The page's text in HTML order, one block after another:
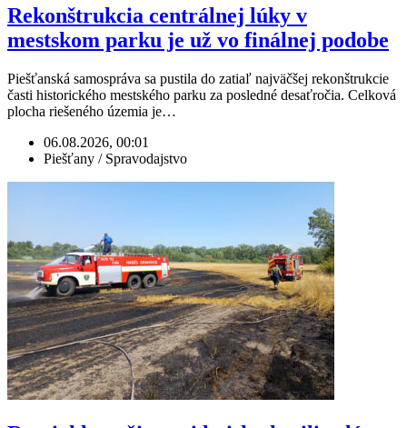
Rekonštrukcia centrálnej lúky v
mestskom parku je už vo finálnej podobe
Piešťanská samospráva sa pustila do zatiaľ najväčšej rekonštrukcie
časti historického mestského parku za posledné desaťročia. Celková
plocha riešeného územia je…
06.08.2026, 00:01
Piešťany / Spravodajstvo